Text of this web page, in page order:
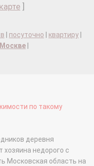
посуточно квартиру
по такому
деревня
недорого с
Московская область на